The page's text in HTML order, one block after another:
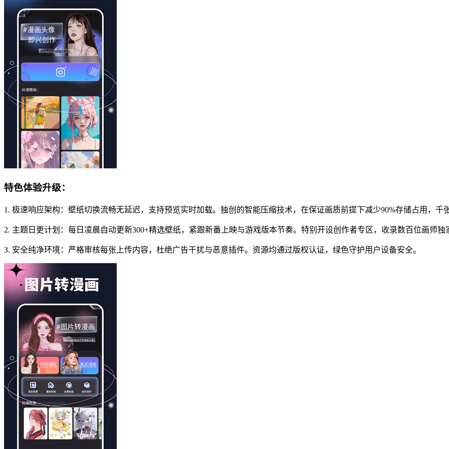
特色体验升级：
1. 极速响应架构：壁纸切换流畅无延迟，支持预览实时加载。独创的智能压缩技术，在保证画质前提下减少90%存储占用，千
2. 主题日更计划：每日凌晨自动更新300+精选壁纸，紧跟新番上映与游戏版本节奏。特别开设创作者专区，收录数百位画师独
3. 安全纯净环境：严格审核每张上传内容，杜绝广告干扰与恶意插件。资源均通过版权认证，绿色守护用户设备安全。